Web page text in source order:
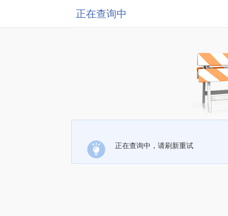
正在查询中
正在查询中，请刷新重试